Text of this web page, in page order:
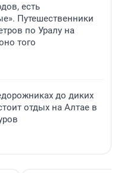
есть
Путешественники
по Уралу на
того
до диких
отдых на Алтае в